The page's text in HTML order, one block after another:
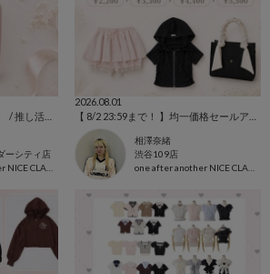
ーシティ店
2026.08.01
相澤奈緒
渋谷109店